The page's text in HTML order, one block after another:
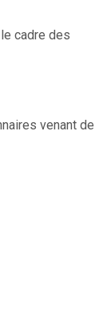
cadre des
venant de